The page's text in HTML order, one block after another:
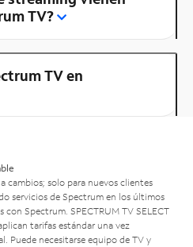
TV?
TV en
solo para nuevos clientes
servicios de Spectrum en los últimos
Spectrum. SPECTRUM TV SELECT
tarifas estándar una vez
Puede necesitarse equipo de TV y